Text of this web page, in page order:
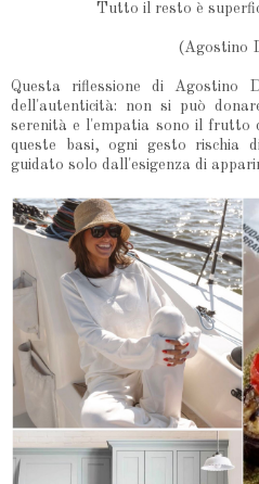
Tutto il resto è
(Agostino
Questa riflessione di Agostino
dell'autenticità: non si può
serenità e l'empatia sono il frutto
queste basi, ogni gesto rischia
guidato solo dall'esigenza di